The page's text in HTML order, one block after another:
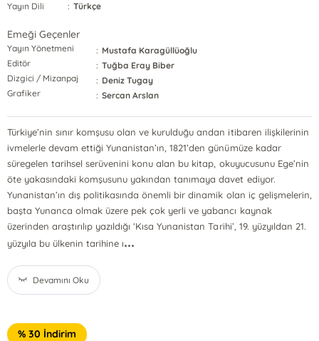
Yayın Dili
: Türkçe
Emeği Geçenler
Yayın Yönetmeni : Mustafa Karagüllüoğlu
Editör
: Tuğba Eray Biber
Dizgici / Mizanpaj
: Deniz Tugay
Grafiker
: Sercan Arslan
Türkiye’nin sınır komşusu olan ve kurulduğu andan itibaren ilişkilerinin
ivmelerle devam ettiği Yunanistan’ın, 1821’den günümüze kadar
süregelen tarihsel serüvenini konu alan bu kitap, okuyucusunu Ege’nin
öte yakasındaki komşusunu yakından tanımaya davet ediyor.
Yunanistan’ın dış politikasında önemli bir dinamik olan iç gelişmelerin,
başta Yunanca olmak üzere pek çok yerli ve yabancı kaynak
üzerinden araştırılıp yazıldığı ‘Kısa Yunanistan Tarihi’, 19. yüzyıldan 21.
yüzyıla bu ülkenin tarihine ı...
Devamını Oku
% 30 İndirim